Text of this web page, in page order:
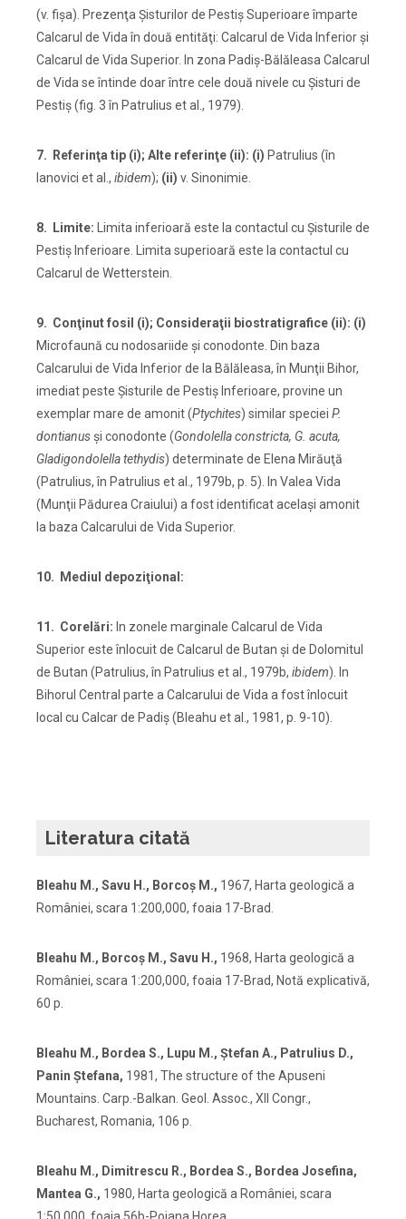
(v. fişa). Prezenţa Şisturilor de Pestiş Superioare împarte
Calcarul de Vida în două entităţi: Calcarul de Vida Inferior şi
Calcarul de Vida Superior. In zona Padiş-Bălăleasa Calcarul
de Vida se întinde doar între cele două nivele cu Şisturi de
Pestiş (fig. 3 în Patrulius et al., 1979).
7. Referinţa tip (i); Alte referinţe (ii): (i) Patrulius (în
Ianovici et al., ibidem); (ii) v. Sinonimie.
8. Limite: Limita inferioară este la contactul cu Şisturile de
Pestiş Inferioare. Limita superioară este la contactul cu
Calcarul de Wetterstein.
9. Conţinut fosil (i); Consideraţii biostratigrafice (ii): (i)
Microfaună cu nodosariide şi conodonte. Din baza
Calcarului de Vida Inferior de la Bălăleasa, în Munţii Bihor,
imediat peste Şisturile de Pestiş Inferioare, provine un
exemplar mare de amonit (Ptychites) similar speciei P.
dontianusşi conodonte (Gondolellaconstricta, G. acuta,
Gladigondolella tethydis) determinate de Elena Mirăuţă
(Patrulius, în Patrulius et al., 1979b, p. 5). In Valea Vida
(Munţii Pădurea Craiului) a fost identificat acelaşi amonit
la baza Calcarului de Vida Superior.
10. Mediul depoziţional:
11. Corelări: In zonele marginale Calcarul de Vida
Superior este înlocuit de Calcarul de Butan şi de Dolomitul
de Butan (Patrulius, în Patrulius et al., 1979b, ibidem). In
Bihorul Central parte a Calcarului de Vida a fost înlocuit
local cu Calcar de Padiş (Bleahu et al., 1981, p. 9-10).
Literatura citată
Bleahu M., Savu H., Borcoş M., 1967, Harta geologică a
României, scara 1:200,000, foaia 17-Brad.
Bleahu M., Borcoş M., Savu H., 1968, Harta geologică a
României, scara 1:200,000, foaia 17-Brad, Notă explicativă,
60 p.
Bleahu M., Bordea S., Lupu M., Ştefan A., Patrulius D.,
Panin Ştefana, 1981, The structure of the Apuseni
Mountains. Carp.-Balkan. Geol. Assoc., XII Congr.,
Bucharest, Romania, 106 p.
Bleahu M., Dimitrescu R., Bordea S., Bordea Josefina,
Mantea G., 1980, Harta geologică a României, scara